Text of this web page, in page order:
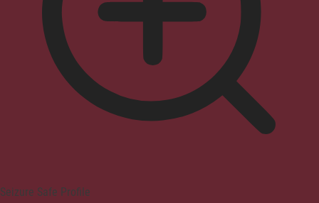
Seizure Safe Profile